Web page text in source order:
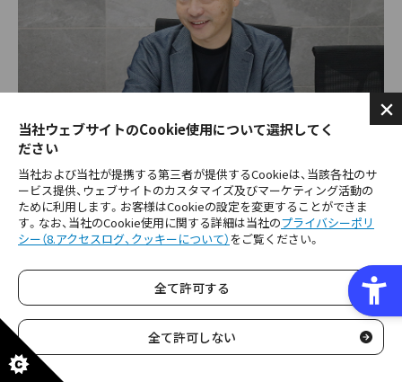
―様々な取り組みをする中で、社内での盛
り上がりはいかがですか？
当社ウェブサイトのCookie使用について選択してく
ださい
当社および当社が提携する第三者が提供するCookieは、当該各社のサ
ービス提供、ウェブサイトのカスタマイズ及びマーケティング活動の
ために利用します。お客様はCookieの設定を変更することができま
す。なお、当社のCookie使用に関する詳細は当社のプライバシーポリ
シー（8.アクセスログ、クッキーについて） をご覧ください。
全て許可する
全て許可しない